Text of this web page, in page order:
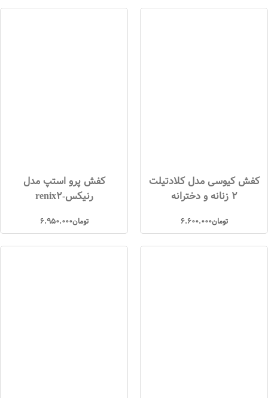
کفش کیوسی مدل کلادتیلت
۲ زنانه و دخترانه
تومان6.600.000
کفش پرو استپ مدل
رنیکس-renix2
تومان6.950.000